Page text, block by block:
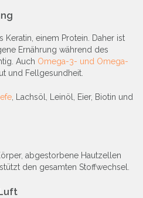
Keratin, einem Protein. Daher ist
Ernährung während des
Auch Omega-3- und Omega-
und Fellgesundheit.
, Lachsöl, Leinöl, Eier, Biotin und
abgestorbene Hautzellen
den gesamten Stoffwechsel.